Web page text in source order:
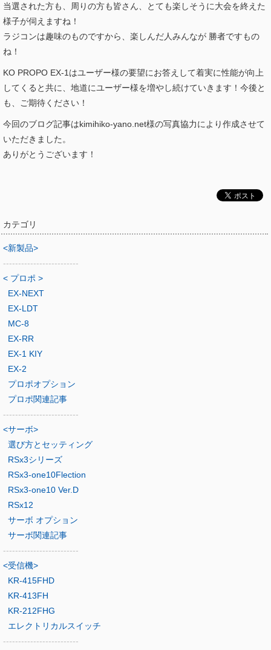
当選された方も、周りの方も皆さん、とても楽しそうに大会を終えた
様子が伺えますね！
ラジコンは趣味のものですから、楽しんだ人みんなが 勝者ですもの
ね！
KO PROPO EX-1はユーザー様の要望にお答えして着実に性能が向上
してくると共に、地道にユーザー様を増やし続けていきます！今後と
も、ご期待ください！
今回のブログ記事はkimihiko-yano.net様の写真協力により作成させて
いただきました。
ありがとうございます！
カテゴリ
<新製品>
-------------------------
< プロポ >
EX-NEXT
EX-LDT
MC-8
EX-RR
EX-1 KIY
EX-2
プロポオプション
プロポ関連記事
-------------------------
<サーボ>
選び方とセッティング
RSx3シリーズ
RSx3-one10Flection
RSx3-one10 Ver.D
RSx12
サーボ オプション
サーボ関連記事
-------------------------
<受信機>
KR-415FHD
KR-413FH
KR-212FHG
エレクトリカルスイッチ
-------------------------